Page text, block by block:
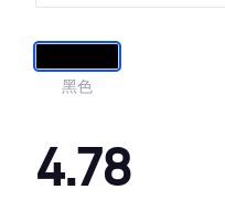
黑色
4.78